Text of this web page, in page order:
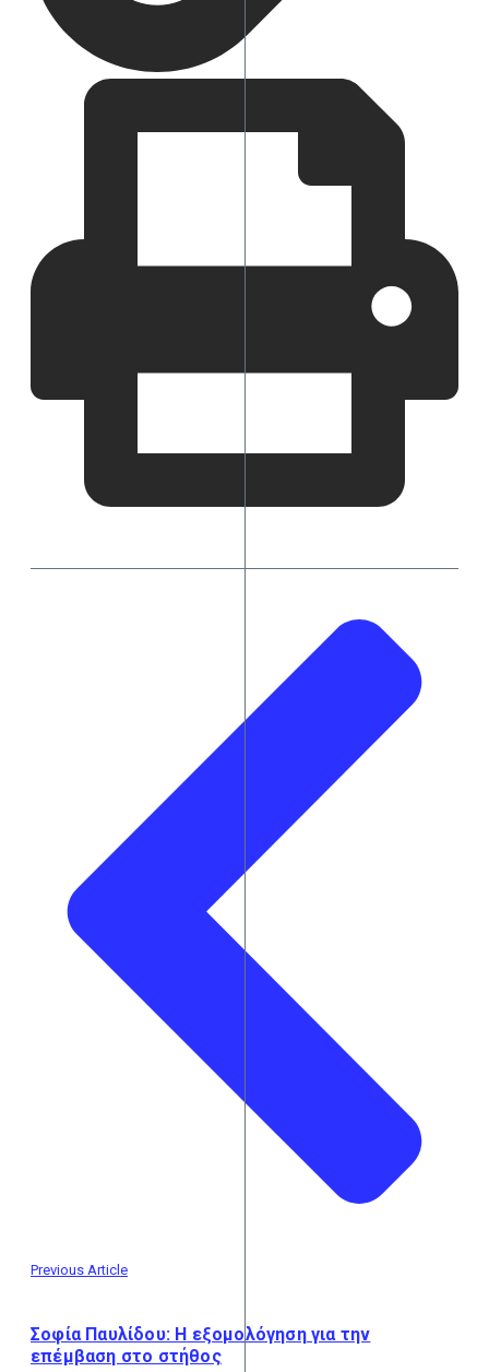
Previous Article
Σοφία Παυλίδου: Η εξομολόγηση για την
επέμβαση στο στήθος